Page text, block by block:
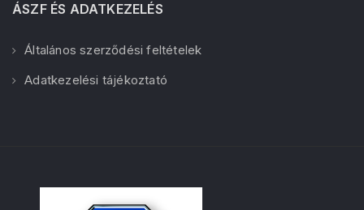
ÁSZF ÉS ADATKEZELÉS
Általános szerződési feltételek
Adatkezelési tájékoztató